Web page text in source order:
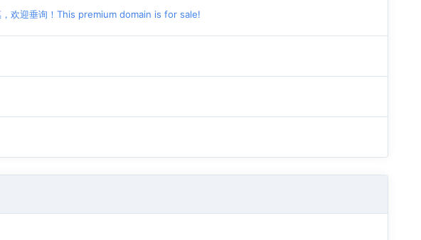
，欢迎垂询！This premium domain is for sale!